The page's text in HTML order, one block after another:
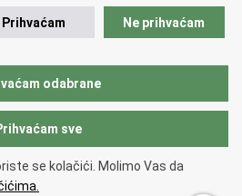
primorsko-goranska.
Prihvaćam Ne prihvaćam
odabrane
sve
se kolačići. Molimo Vas da